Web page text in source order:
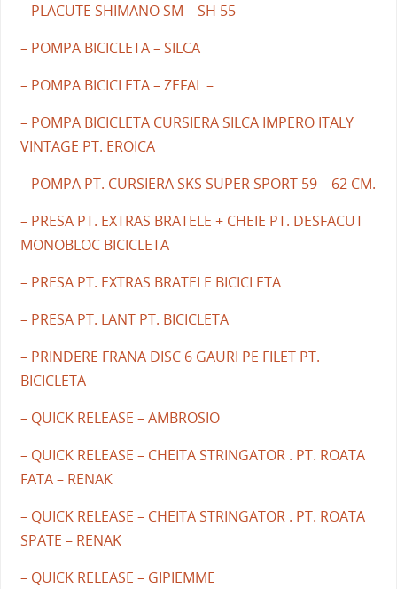
– PLACUTE SHIMANO SM – SH 55
– POMPA BICICLETA – SILCA
– POMPA BICICLETA – ZEFAL –
– POMPA BICICLETA CURSIERA SILCA IMPERO ITALY
VINTAGE PT. EROICA
– POMPA PT. CURSIERA SKS SUPER SPORT 59 – 62 CM.
– PRESA PT. EXTRAS BRATELE + CHEIE PT. DESFACUT
MONOBLOC BICICLETA
– PRESA PT. EXTRAS BRATELE BICICLETA
– PRESA PT. LANT PT. BICICLETA
– PRINDERE FRANA DISC 6 GAURI PE FILET PT.
BICICLETA
– QUICK RELEASE – AMBROSIO
– QUICK RELEASE – CHEITA STRINGATOR . PT. ROATA
FATA – RENAK
– QUICK RELEASE – CHEITA STRINGATOR . PT. ROATA
SPATE – RENAK
– QUICK RELEASE – GIPIEMME